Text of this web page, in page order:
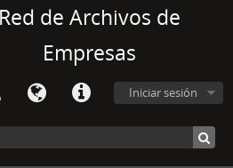
Red de Archivos de
Empresas
Iniciar sesión